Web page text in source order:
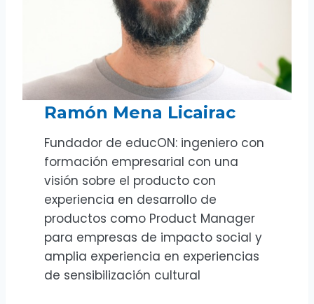
Ramón Mena Licairac
Fundador de educON: ingeniero con
formación empresarial con una
visión sobre el producto con
experiencia en desarrollo de
productos como Product Manager
para empresas de impacto social y
amplia experiencia en experiencias
de sensibilización cultural